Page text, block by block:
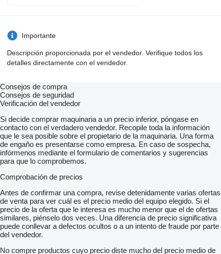
Importante
Descripción proporcionada por el vendedor. Verifique todos los
detalles directamente con el vendedor.
Consejos de compra
Consejos de seguridad
Verificación del vendedor
Si decide comprar maquinaria a un precio inferior, póngase en
contacto con el verdadero vendedor. Recopile toda la información
que le sea posible sobre el propietario de la maquinaria. Una forma
de engaño es presentarse como empresa. En caso de sospecha,
infórmenos mediante el formulario de comentarios y sugerencias
para que lo comprobemos.
Comprobación de precios
Antes de confirmar una compra, revise detenidamente varias ofertas
de venta para ver cuál es el precio medio del equipo elegido. Si el
precio de la oferta que le interesa es mucho menor que el de ofertas
similares, piénselo dos veces. Una diferencia de precio significativa
puede conllevar a defectos ocultos o a un intento de fraude por parte
del vendedor.
No compre productos cuyo precio diste mucho del precio medio de